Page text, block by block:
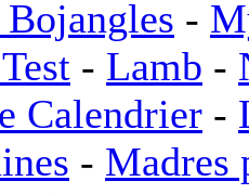
-
- Lamb -
Calendrier -
- Madres